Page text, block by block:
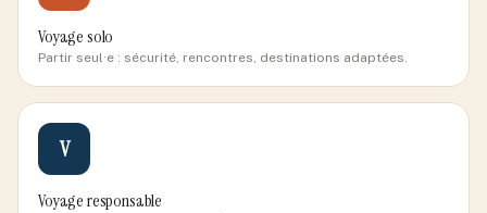
Voyage solo
Partir seul·e : sécurité, rencontres, destinations adaptées.
V
Voyage responsable